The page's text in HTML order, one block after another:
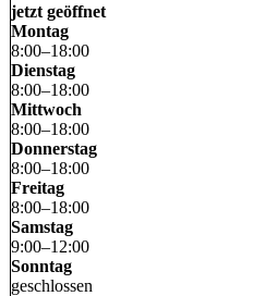
jetzt geöffnet
Montag
8:00–18:00
Dienstag
8:00–18:00
Mittwoch
8:00–18:00
Donnerstag
8:00–18:00
Freitag
8:00–18:00
Samstag
9:00–12:00
Sonntag
geschlossen